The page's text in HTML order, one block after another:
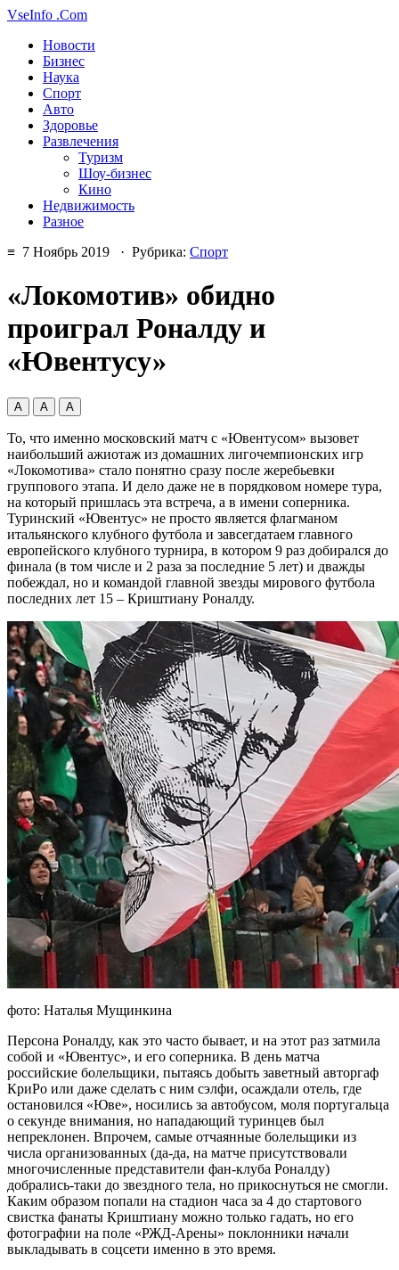
VseInfo .Com
Новости
Бизнес
Наука
Спорт
Авто
Здоровье
Развлечения
Туризм
Шоу-бизнес
Кино
Недвижимость
Разное
≡ 7 Ноябрь 2019 · Рубрика: Спорт
«Локомотив» обидно
проиграл Роналду и
«Ювентусу»
А А А
То, что именно московский матч с «Ювентусом» вызовет
наибольший ажиотаж из домашних лигочемпионских игр
«Локомотива» стало понятно сразу после жеребьевки
группового этапа. И дело даже не в порядковом номере тура,
на который пришлась эта встреча, а в имени соперника.
Туринский «Ювентус» не просто является флагманом
итальянского клубного футбола и завсегдатаем главного
европейского клубного турнира, в котором 9 раз добирался до
финала (в том числе и 2 раза за последние 5 лет) и дважды
побеждал, но и командой главной звезды мирового футбола
последних лет 15 – Криштиану Роналду.
фото: Наталья Мущинкина
Персона Роналду, как это часто бывает, и на этот раз затмила
собой и «Ювентус», и его соперника. В день матча
российские болельщики, пытаясь добыть заветный авторгаф
КриРо или даже сделать с ним сэлфи, осаждали отель, где
остановился «Юве», носились за автобусом, моля португальца
о секунде внимания, но нападающий туринцев был
непреклонен. Впрочем, самые отчаянные болельщики из
числа организованных (да-да, на матче присутствовали
многочисленные представители фан-клуба Роналду)
добрались-таки до звездного тела, но прикоснуться не смогли.
Каким образом попали на стадион часа за 4 до стартового
свистка фанаты Криштиану можно только гадать, но его
фотографии на поле «РЖД-Арены» поклонники начали
выкладывать в соцсети именно в это время.